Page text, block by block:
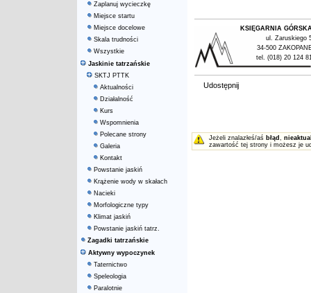
Zaplanuj wycieczkę
Miejsce startu
Miejsce docelowe
Skala trudności
Wszystkie
Jaskinie tatrzańskie
SKTJ PTTK
Aktualności
Działalność
Kurs
Wspomnienia
Polecane strony
Galeria
Kontakt
Powstanie jaskiń
Krążenie wody w skałach
Nacieki
Morfologiczne typy
Klimat jaskiń
Powstanie jaskiń tatrz.
Zagadki tatrzańskie
Aktywny wypoczynek
Taternictwo
Speleologia
Paralotnie
KSIĘGARNIA
ul. Zaruskiego
34-500
tel. (018) 20 124
Udostępnij
Jeżeli znalazłeś/aś błąd ,
zawartość tej strony i możesz je